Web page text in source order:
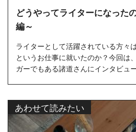
どうやってライターになった
編～
ライターとして活躍されている方々
というお仕事に就いたのか？今回は
ガーでもある諸道さんにインタビュ
あわせて読みたい